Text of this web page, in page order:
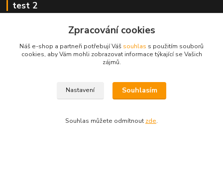
test 2
+420 222 718 046, volba 3
Zpracování cookies
Náš e-shop a partneři potřebují Váš souhlas s použitím souborů
cookies, aby Vám mohli zobrazovat informace týkající se Vašich
zájmů.
Nastavení Souhlasím
Souhlas můžete odmítnout zde.